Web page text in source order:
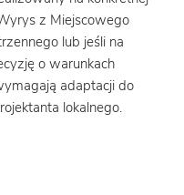
z Miejscowego
lub jeśli na
o warunkach
adaptacji do
lokalnego.